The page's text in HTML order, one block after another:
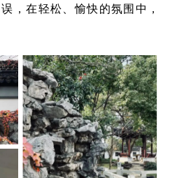
，在轻松、愉快的氛围中，